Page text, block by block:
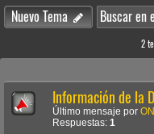
Nuevo Tema
2
Información de la
Último mensaje por
Respuestas: 1